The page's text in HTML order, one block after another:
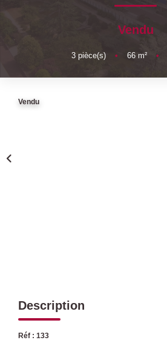
FAIRE GÉRER
Vendu
3pièce(s) • 66m² •
Vendu
Description
Réf : 133